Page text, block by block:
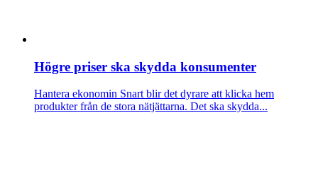
Högre priser ska skydda konsumenter
Hantera ekonomin Snart blir det dyrare att klicka hem
produkter från de stora nätjättarna. Det ska skydda...